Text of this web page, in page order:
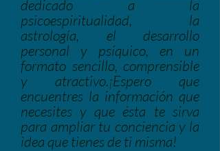
dedicado a la
psicoespiritualidad, la
astrología, el desarrollo
personal y psíquico, en un
formato sencillo, comprensible
y atractivo.¡Espero que
encuentres la información que
necesites y que ésta te sirva
para ampliar tu conciencia y la
idea que tienes de ti misma!